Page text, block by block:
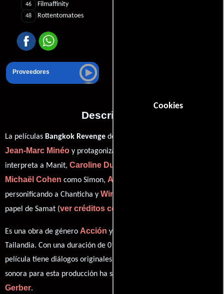
Cookies
46 Filmaffinity
48 Rottentomatoes
Proveedores
Descripción
La películas Bangkok Revenge del año 2011, está dirigida por
Jean-Marc Minéo y protagonizada por
interpreta a Manit, Caroline Ducey
Michaël Cohen como Simon, Aphiradi Phawaphutanon
personificando a Chanticha y Winai Kraibutr
papel de Samat (ver créditos completos
Es una obra de género Acción y
Tailandia. Con una duración de 01 hr 22 min (82 minutos), esta
película tiene diálogos originales en
sonora para esta producción ha sido compuesta por
Gerber.